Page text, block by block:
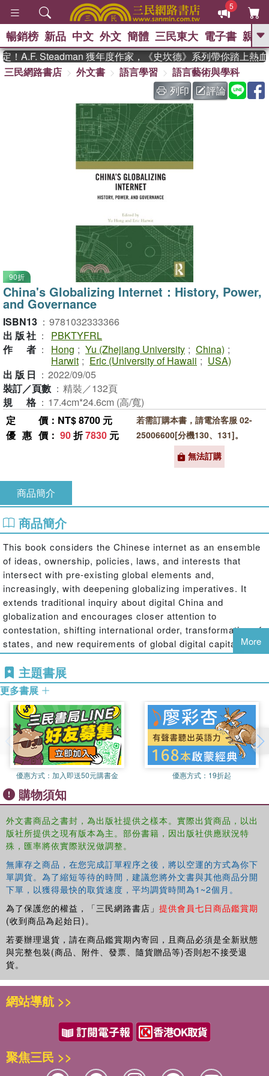
5
GO
熱搜： 東野圭吾 、 高希均教授回憶錄
The Odyssey 、 父親節 、 如果歷
史是一群喵 、 暑期推薦 、 國際布克
獎 臺灣漫遊錄 、 方念華
登輝時代 、 數學女孩：黎曼猜想
偉大的迷走神經
暢銷榜 新品 中文 外文 簡體 三民東大 電子書 親子
A.F. Steadman 獲年度作家，《史坎德》系列帶你踏上熱血
三民網路書店
外文書 語言學習
語言藝術與學科
列印
評論
90折
China's Globalizing Internet：History, Power,
and Governance
ISBN13 ： 9781032333366
出版社 ：
PBKTYFRL
作者 ： Hong ; Yu (Zhejiang University ; China) ;
Harwit ; Eric (University of Hawaii ; USA)
出版日 ： 2022/09/05
裝訂／頁數 ： 精裝／132頁
規格 ： 17.4cm*24.6cm (高/寬)
定價 ：NT$ 8700 元
優惠價 ： 90折7830 元
若需訂購本書，請電洽客服 02-
25006600[分機130、131]。
無法訂購
商品簡介
商品簡介
This book considers the Chinese internet as an ensemble
of ideas, ownership, policies, laws, and interests that
intersect with pre-existing global elements and,
increasingly, with deepening globalizing imperatives. It
extends traditional inquiry about digital China and
globalization and encourages closer attention to
contestation, shifting international order, transformation of
states, and new requirements of global digital capitalism.
Across the three foci of history, power, and governance,
this book considers the ways the Chinese internet is
entangled with transnational capitals, ideas, and
institutions, while at the same time manifests a strong
globalizing drive. It begins with a historical political
economy approach that emphasizes the dialectics
between structural imperatives and historical contingency.
As for governance, the Chinese state has set out to re-
regulate the internet as the network becomes ubiquitous
during the nation's web-oriented digital transformation.
Such a state-centric governance model, however, is likely
to affect China's global expansion, apart from the fact that
the state is taking an active interest in global internet
governance.
students of Communication Studies, Politics, Sociology,
Economics, Cultural Studies, and Science and Technology
Studies.
The chapters in this book were originally published as a
More
主題書展
更多書展
優惠方式： 加入即送50元購書金 優惠方式： 19折起
購物須知
外文書商品之書封，為出版社提供之樣本。實際出貨商品，以出
版社所提供之現有版本為主。部份書籍，因出版社供應狀況特
殊，匯率將依實際狀況做調整。
無庫存之商品，在您完成訂單程序之後，將以空運的方式為你下
單調貨。為了縮短等待的時間，建議您將外文書與其他商品分開
下單，以獲得最快的取貨速度，平均調貨時間為1~2個月。
為了保護您的權益，「三民網路書店」 提供會員七日商品鑑賞期
(收到商品為起始日)。
若要辦理退貨，請在商品鑑賞期內寄回，且商品必須是全新狀態
與完整包裝(商品、附件、發票、隨貨贈品等)否則恕不接受退
貨。
網站導航 >>
聚焦三民 >>